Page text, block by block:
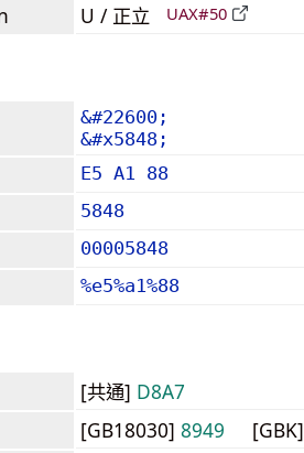
U / 正立 UAX#50
&#22600;
&#x5848;
E5 A1 88
5848
00005848
%e5%a1%88
[共通] D8A7
[GB18030] 8949 [GBK]